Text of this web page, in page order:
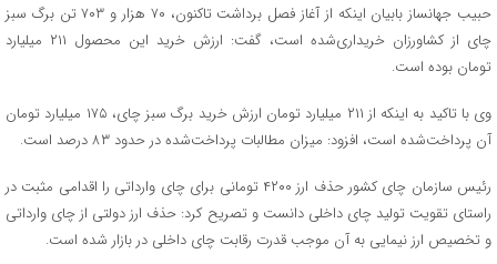
حبیب جهانساز بابیان اینکه از آغاز فصل برداشت تاکنون، ۷۰ هزار و ۷۰۳ تن برگ سبز
چای از کشاورزان خریداری‌شده است، گفت: ارزش خرید این محصول ۲۱۱ میلیارد
تومان بوده است.
وی با تاکید به اینکه از ۲۱۱ میلیارد تومان ارزش خرید برگ سبز چای، ۱۷۵ میلیارد تومان
آن پرداخت‌شده است، افزود: میزان مطالبات پرداخت‌شده در حدود ۸۳ درصد است.
رئیس سازمان چای کشور حذف ارز ۴۲۰۰ تومانی برای چای وارداتی را اقدامی مثبت در
راستای تقویت تولید چای داخلی دانست و تصریح کرد: حذف ارز دولتی از چای وارداتی
و تخصیص ارز نیمایی به آن موجب قدرت رقابت چای داخلی در بازار شده است.